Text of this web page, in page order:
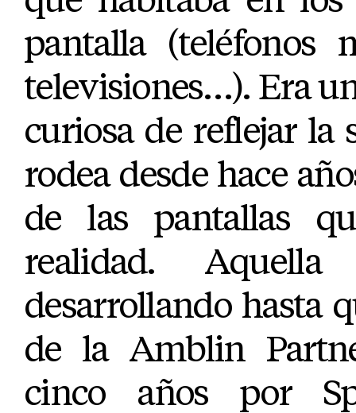
pantalla (teléfonos
televisiones…). Era
curiosa de reflejar la
rodea desde hace
de las pantallas
realidad.
desarrollando hasta
de la Amblin
cinco años por